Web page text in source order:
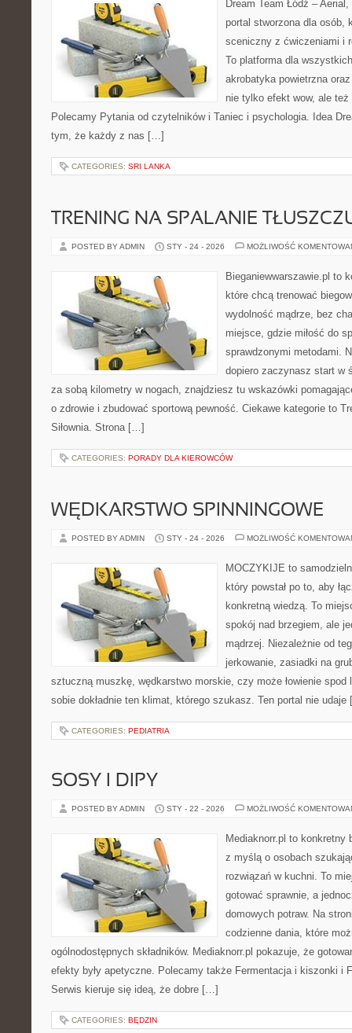
Dream Team Łódź –
portal stworzona dla osób,
sceniczny z ćwiczeniami i
To platforma dla
akrobatyka powietrzna
nie tylko efekt wow, ale
Polecamy Pytania od czytelników i Taniec i psychologia. Idea
tym, że każdy z nas […]
CATEGORIES: SRI LANKA
TRENING NA SPALANIE
POSTED BY ADMIN STY - 24 - 2026 MOŻLIWOŚĆ
Bieganiewwarszawie.pl to
które chcą trenować
wydolność mądrze, bez
miejsce, gdzie miłość do
sprawdzonymi metodami.
dopiero zaczynasz start w
za sobą kilometry w nogach, znajdziesz tu wskazówki
o zdrowie i zbudować sportową pewność. Ciekawe kategorie to
Siłownia. Strona […]
CATEGORIES: PORADY DLA KIEROWCÓW
WĘDKARSTWO SPINNINGOWE
POSTED BY ADMIN STY - 24 - 2026 MOŻLIWOŚĆ
MOCZYKIJE to
który powstał po to, aby
konkretną wiedzą. To
spokój nad brzegiem, ale
mądrzej. Niezależnie od
jerkowanie, zasiadki na
sztuczną muszkę, wędkarstwo morskie, czy może łowienie spod
sobie dokładnie ten klimat, którego szukasz. Ten portal nie
CATEGORIES: PEDIATRIA
SOSY I DIPY
POSTED BY ADMIN STY - 22 - 2026 MOŻLIWOŚĆ
Mediaknorr.pl to konkretny
z myślą o osobach
rozwiązań w kuchni. To
gotować sprawnie, a
domowych potraw. Na
codzienne dania, które
ogólnodostępnych składników. Mediaknorr.pl pokazuje, że
efekty były apetyczne. Polecamy także Fermentacja i kiszonki i
Serwis kieruje się ideą, że dobre […]
CATEGORIES: BĘDZIN